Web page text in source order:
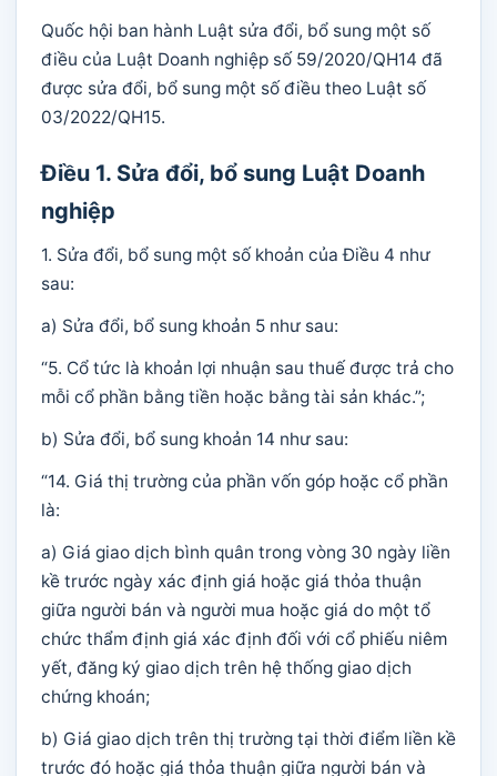
Quốc hội ban hành Luật sửa đổi, bổ sung một số
điều của Luật Doanh nghiệp số 59/2020/QH14 đã
được sửa đổi, bổ sung một số điều theo Luật số
03/2022/QH15.
Điều 1. Sửa đổi, bổ sung Luật Doanh
nghiệp
1. Sửa đổi, bổ sung một số khoản của Điều 4 như
sau:
a) Sửa đổi, bổ sung khoản 5 như sau:
“5. Cổ tức là khoản lợi nhuận sau thuế được trả cho
mỗi cổ phần bằng tiền hoặc bằng tài sản khác.”;
b) Sửa đổi, bổ sung khoản 14 như sau:
“14. Giá thị trường của phần vốn góp hoặc cổ phần
là:
a) Giá giao dịch bình quân trong vòng 30 ngày liền
kề trước ngày xác định giá hoặc giá thỏa thuận
giữa người bán và người mua hoặc giá do một tổ
chức thẩm định giá xác định đối với cổ phiếu niêm
yết, đăng ký giao dịch trên hệ thống giao dịch
chứng khoán;
b) Giá giao dịch trên thị trường tại thời điểm liền kề
trước đó hoặc giá thỏa thuận giữa người bán và